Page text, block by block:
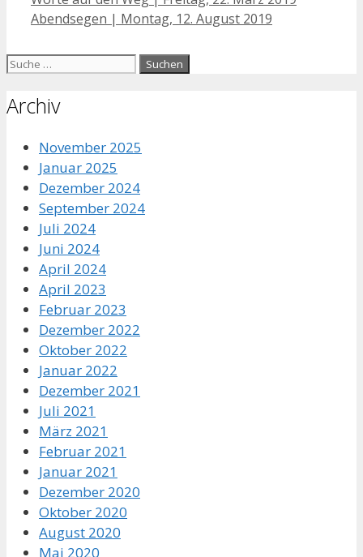
Navigation
Abendsegen | Montag, 12. August 2019
Suche
Archiv
November 2025
Januar 2025
Dezember 2024
September 2024
Juli 2024
Juni 2024
April 2024
April 2023
Februar 2023
Dezember 2022
Oktober 2022
Januar 2022
Dezember 2021
Juli 2021
März 2021
Februar 2021
Januar 2021
Dezember 2020
Oktober 2020
August 2020
Mai 2020